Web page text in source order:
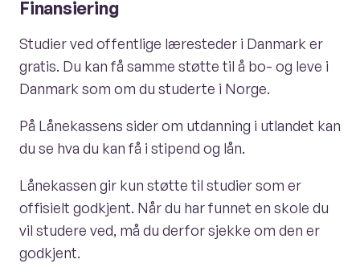
Finansiering
Studier ved offentlige læresteder i Danmark er
gratis. Du kan få samme støtte til å bo- og leve i
Danmark som om du studerte i Norge.
På Lånekassens sider om utdanning i utlandet kan
du se hva du kan få i stipend og lån.
Lånekassen gir kun støtte til studier som er
offisielt godkjent. Når du har funnet en skole du
vil studere ved, må du derfor sjekke om den er
godkjent.